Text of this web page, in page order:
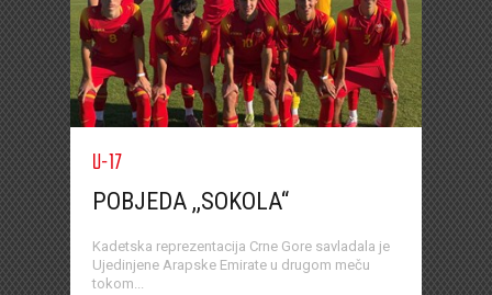
U-17
POBJEDA ,,SOKOLA“
Kadetska reprezentacija Crne Gore savladala je
Ujedinjene Arapske Emirate u drugom meču
tokom...